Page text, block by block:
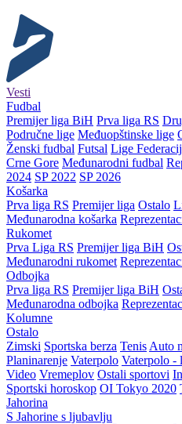
Vesti
Fudbal
Premijer liga BiH Prva liga RS
Područne lige Međuopštinske lige
Ženski fudbal Futsal Lige
Crne Gore Međunarodni fudbal
2024 SP 2022 SP 2026
Košarka
Prva liga RS Premijer liga Ostalo
Međunarodna košarka
Rukomet
Prva Liga RS Premijer liga BiH
Međunarodni rukomet
Odbojka
Prva liga RS Premijer liga BiH
Međunarodna odbojka
Kolumne
Ostalo
Zimski Sportska berza Tenis Auto
Planinarenje Vaterpolo Vaterpolo -
Video Vremeplov Ostali sportovi
Sportski horoskop OI Tokyo 2020
Jahorina
S Jahorine s ljubavlju